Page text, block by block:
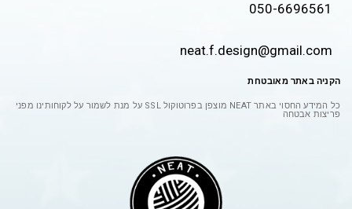
050-6696561
neat.f.design@gmail.com
הקניה באתר מאובטחת
כל המידע החסוי באתר NEAT מוצפן בפרוטוקול SSL על מנת לשמור על לקוחותינו מפני
פריצות אבטחה